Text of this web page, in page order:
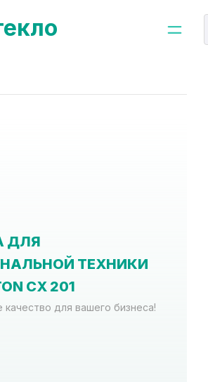
ДЛЯ
ТЕХНИКИ
CX 201
качество для вашего бизнеса!